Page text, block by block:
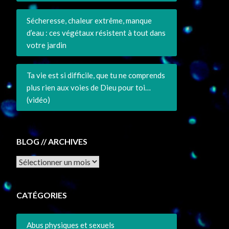
Sécheresse, chaleur extrême, manque
d’eau : ces végétaux résistent à tout dans
votre jardin
Ta vie est si difficile, que tu ne comprends
plus rien aux voies de Dieu pour toi…
(vidéo)
BLOG // ARCHIVES
Archives
CATÉGORIES
Abus physiques et sexuels